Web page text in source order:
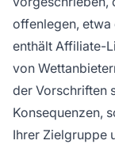
offenlegen, etwa
enthält Affiliate-
von
der Vorschriften
Konsequenzen,
Ihrer Zielgruppe